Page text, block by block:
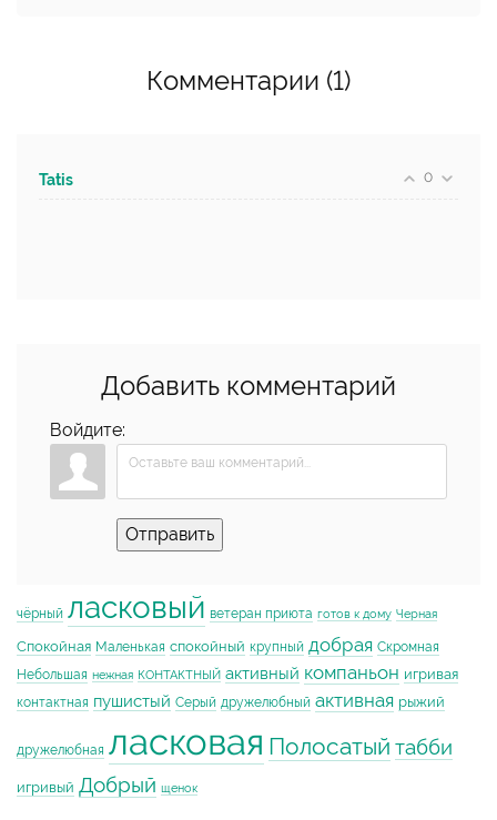
Комментарии (1)
0
Tatis
Добавить комментарий
Войдите:
Отправить
чёрный ласковый ветеран приюта готов к дому Черная
Спокойная Маленькая спокойный крупный добрая Скромная
Небольшая нежная КОНТАКТНЫЙ активный компаньон игривая
контактная пушистый Серый дружелюбный активная рыжий
дружелюбная ласковая Полосатый табби
игривый Добрый щенок